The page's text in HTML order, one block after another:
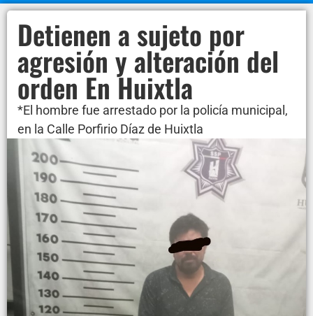
Detienen a sujeto por
agresión y alteración del
orden En Huixtla
*El hombre fue arrestado por la policía municipal,
en la Calle Porfirio Díaz de Huixtla